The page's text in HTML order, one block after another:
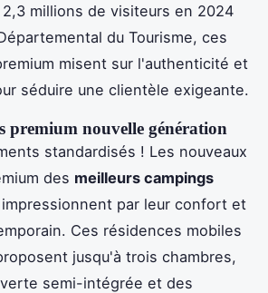
millions de visiteurs en 2024
du Tourisme, ces
misent sur l'authenticité et
séduire une clientèle exigeante.
premium nouvelle génération
standardisés ! Les nouveaux
des meilleurs campings
impressionnent par leur confort et
Ces résidences mobiles
jusqu'à trois chambres,
semi-intégrée et des